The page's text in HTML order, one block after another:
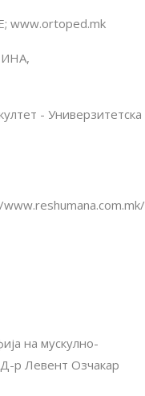
www.ortoped.mk
- Универзитетска
на мускулно-
р Левент Озчакар